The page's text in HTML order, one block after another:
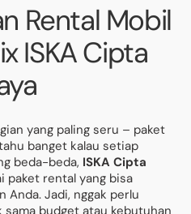
Rental Mobil
ISKA Cipta
yang paling seru – paket
banget kalau setiap
beda-beda, ISKA Cipta
paket rental yang bisa
Anda. Jadi, nggak perlu
sama budget atau kebutuhan